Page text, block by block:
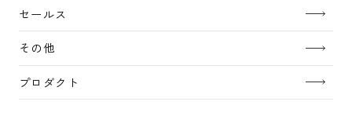
セールス
その他
プロダクト